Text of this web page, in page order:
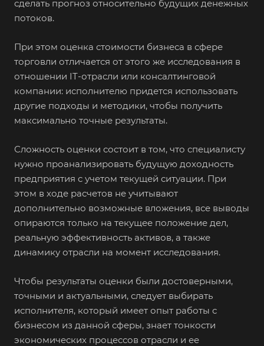
сделать прогноз относительно будущих денежных
потоков.
При этом оценка стоимости бизнеса в сфере
торговли отличается от этого же исследования в
отношении IT-отрасли или консалтинговой
компании: исполнителю придется использовать
другие подходы и методики, чтобы получить
максимально точные результаты.
Сложность оценки состоит в том, что специалисту
нужно проанализировать будущую доходность
предприятия с учетом текущей ситуации. При
этом в ходе расчетов не учитывают
дополнительно возможные вложения, все выводы
опираются только на текущее положение дел,
реальную эффективность активов, а также
динамику отрасли на момент исследования.
Чтобы результаты оценки были достоверными,
точными и актуальными, следует выбирать
исполнителя, который имеет опыт работы с
бизнесом из данной сферы, знает тонкости
экономических процессов отрасли и ее